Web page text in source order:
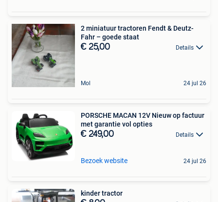
2 miniatuur tractoren Fendt & Deutz-
Fahr – goede staat
€ 25,00 Details
Mol 24 jul 26
PORSCHE MACAN 12V Nieuw op factuur
met garantie vol opties
€ 249,00 Details
Bezoek website 24 jul 26
kinder tractor